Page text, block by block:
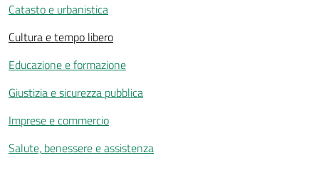
Catasto e urbanistica
Cultura e tempo libero
Educazione e formazione
Giustizia e sicurezza pubblica
Imprese e commercio
Salute, benessere e assistenza